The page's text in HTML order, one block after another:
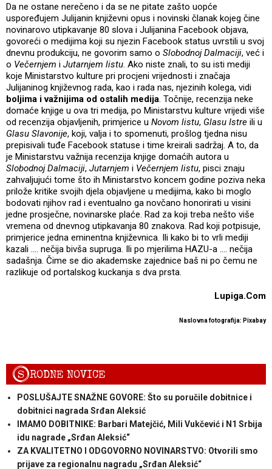
Da ne ostane nerečeno i da se ne pitate zašto uopće
uspoređujem Julijanin književni opus i novinski članak kojeg čine
novinarovo utipkavanje 80 slova i Julijanina Facebook objava,
govoreći o medijima koji su njezin Facebook status uvrstili u svoj
dnevnu produkciju, ne govorim samo o Slobodnoj Dalmaciji, već i
o Večernjem i Jutarnjem listu. Ako niste znali, to su isti mediji
koje Ministarstvo kulture pri procjeni vrijednosti i značaja
Julijaninog književnog rada, kao i rada nas, njezinih kolega, vidi
boljima i važnijima od ostalih medija. Točnije, recenzija neke
domaće knjige u ova tri medija, po Ministarstvu kulture vrijedi više
od recenzija objavljenih, primjerice u Novom listu, Glasu Istre ili u
Glasu Slavonije, koji, valja i to spomenuti, prošlog tjedna nisu
prepisivali tuđe Facebook statuse i time kreirali sadržaj. A to, da
je Ministarstvu važnija recenzija knjige domaćih autora u
Slobodnoj Dalmaciji, Jutarnjem i Večernjem listu, pisci znaju
zahvaljujući tome što ih Ministarstvo koncem godine poziva neka
prilože kritike svojih djela objavljene u medijima, kako bi moglo
bodovati njihov rad i eventualno ga novčano honorirati u visini
jedne prosječne, novinarske plaće. Rad za koji treba nešto više
vremena od dnevnog utipkavanja 80 znakova. Rad koji potpisuje,
primjerice jedna eminentna književnica. Ili kako bi to vrli mediji
kazali .... nečija bivša supruga. Ili po mjerilima HAZU-a .... nečija
sadašnja. Čime se dio akademske zajednice baš ni po čemu ne
razlikuje od portalskog kuckanja s dva prsta.
Lupiga.Com
Naslovna fotografija: Pixabay
SRODNE NOVICE
POSLUŠAJTE SNAŽNE GOVORE: Što su poručile dobitnice i
dobitnici nagrada Srđan Aleksić
IMAMO DOBITNIKE: Barbari Matejčić, Mili Vukčević i N1 Srbija
idu nagrade „Srđan Aleksić“
ZA KVALITETNO I ODGOVORNO NOVINARSTVO: Otvorili smo
prijave za regionalnu nagradu „Srđan Aleksić“